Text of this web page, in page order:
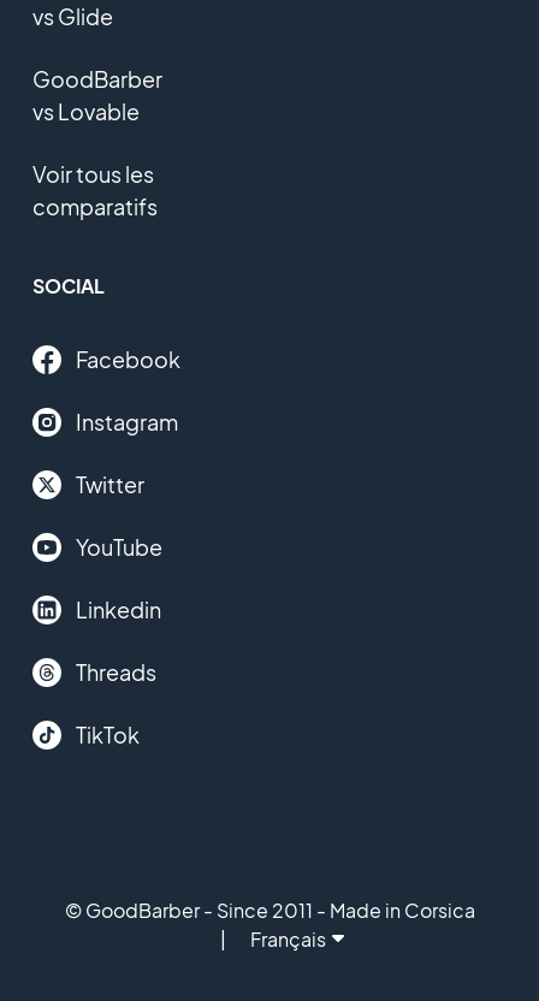
vs Glide
GoodBarber
vs Lovable
Voir tous les
comparatifs
SOCIAL
Facebook
Instagram
Twitter
YouTube
Linkedin
Threads
TikTok
© GoodBarber - Since 2011 - Made in Corsica
Français